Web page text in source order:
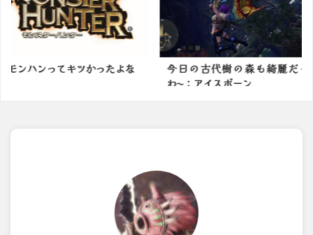
ったよな
今日の古代樹の森も綺麗だった
モンハン